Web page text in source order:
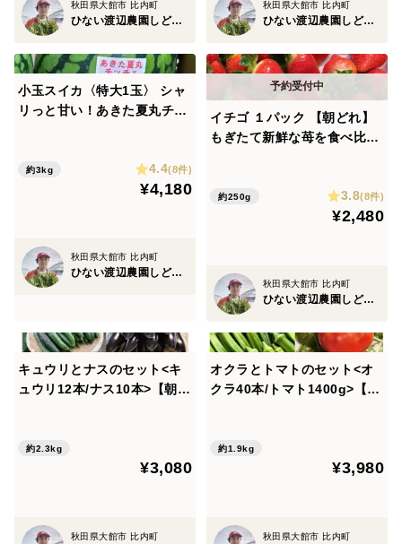
秋田県大館市 比内町
ひない渡辺農園しどけ村
秋田県大館市 比内町
ひない渡辺農園しどけ村
小玉スイカ〈特大1玉〉 シャ
リっと甘い！あきた夏丸チッ
約3kg 4.4(8件)
¥4,180
秋田県大館市 比内町
ひない渡辺農園しどけ村
イチゴ １パック 【朝どれ】
もぎたて新鮮な苺を食べ比
約250g 3.8(8件)
¥2,480
秋田県大館市 比内町
ひない渡辺農園しどけ村
キュウリとナスのセット<キ
ュウリ12本/ナス10本>【朝ど
約2.3kg
¥3,080
秋田県大館市 比内町
オクラとトマトのセット<オ
クラ40本/トマト1400g>【朝
約1.9kg
¥3,980
秋田県大館市 比内町